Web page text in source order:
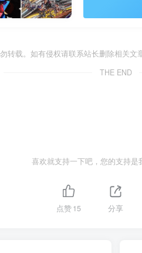
转载。如有侵权请联系站长删除相关文
THE END
喜欢就支持一下吧，您的支持是
点赞15 分享